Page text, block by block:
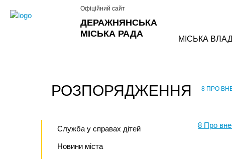
ДЕРАЖНЯНСЬКА
МІСЬКА РАДА
Офіційний сайт
МІСЬКА
РОЗПОРЯДЖЕННЯ 8 ПРО
Служба у справах дітей
Новини міста
8 Про